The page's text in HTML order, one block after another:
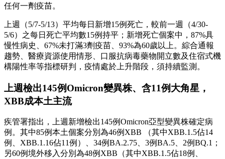
任何一劑疫苗。
上週（5/7-5/13）平均每日新增15例死亡，較前一週（4/30-
5/6）之每日死亡平均數15例持平；新增死亡個案中，87%具
慢性病史、67%未打滿3劑疫苗、93%為60歲以上。綜合通報
趨勢、醫療資源使用情形、口服抗病毒藥物開立數及住宿式機
構陽性率等指標研判，疫情處於上升階段，須持續監測。
上週檢出145例Omicron變異株、含11例大角星，
XBB成本土主流
疾管署指出，上週新增檢出145例Omicron亞型變異株確定病
例。其中85例本土個案分別為46例XBB （其中XBB.1.5佔14
例、XBB.1.16佔11例）、34例BA.2.75、3例BA.5、2例BQ.1；
另60例境外移入分別為48例XBB（其中XBB.1.5佔18例、